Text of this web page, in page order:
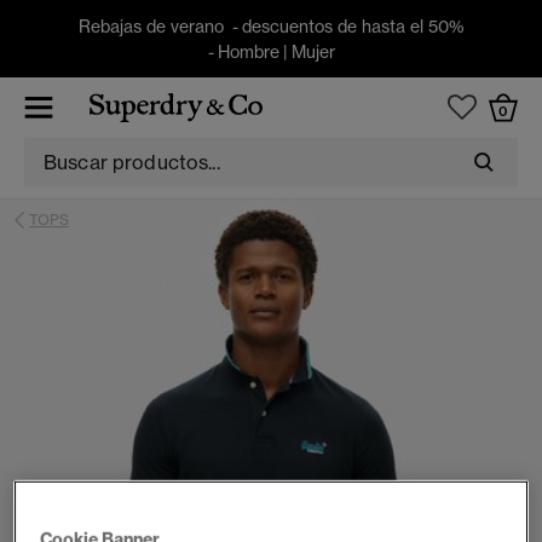
Rebajas de verano - descuentos de hasta el 50%
- Hombre| Mujer
0
TOPS